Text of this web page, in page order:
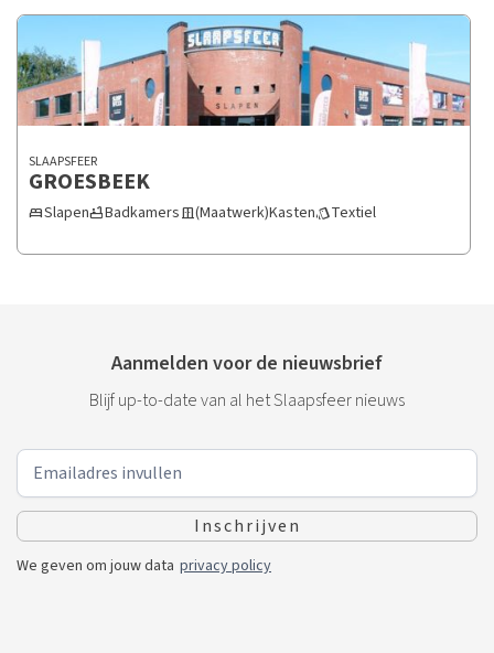
SLAAPSFEER
GROESBEEK
bedSlapenbathtubBadkamersdoor_sliding(Maatwerk)KastenstyleTextiel
Aanmelden voor de nieuwsbrief
Blijf up-to-date van al het Slaapsfeer nieuws
We geven om jouw data privacy policy